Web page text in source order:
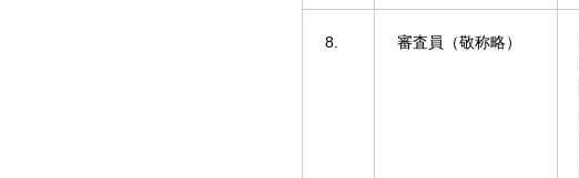
8. 審査員（敬称略）